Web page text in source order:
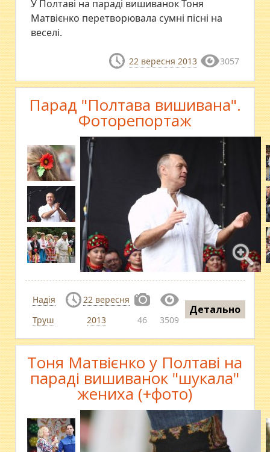
У Полтаві на параді вишиванок Тоня
Матвієнко перетворювала сумні пісні на
веселі.
22 вересня 2013 3057
Парад "Полтава вишивана".
Фоторепортаж
Надія
Труш
22 вересня
2013
46 3509
Детально
Тоня Матвієнко у Полтаві на
параді вишиванок "шукала"
жениха (+фото)